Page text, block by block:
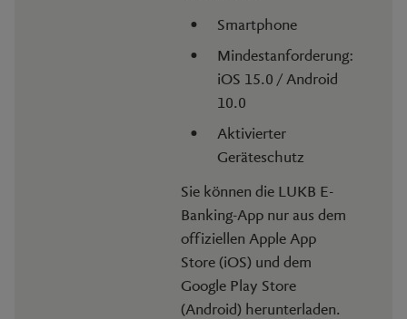
Smartphone
Mindestanforderung:
iOS 15.0 / Android
10.0
Aktivierter
Geräteschutz
Sie können die LUKB E-
Banking-App nur aus dem
offiziellen Apple App
Store (iOS) und dem
Google Play Store
(Android) herunterladen.